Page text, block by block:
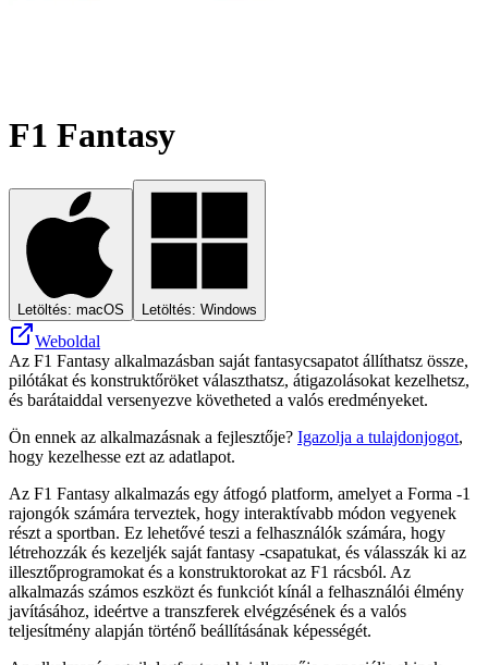
F1 Fantasy
Letöltés: macOS Letöltés: Windows
Weboldal
Az F1 Fantasy alkalmazásban saját fantasycsapatot állíthatsz össze,
pilótákat és konstruktőröket választhatsz, átigazolásokat kezelhetsz,
és barátaiddal versenyezve követheted a valós eredményeket.
Ön ennek az alkalmazásnak a fejlesztője? Igazolja a tulajdonjogot,
hogy kezelhesse ezt az adatlapot.
Az F1 Fantasy alkalmazás egy átfogó platform, amelyet a Forma -1
rajongók számára terveztek, hogy interaktívabb módon vegyenek
részt a sportban. Ez lehetővé teszi a felhasználók számára, hogy
létrehozzák és kezeljék saját fantasy -csapatukat, és válasszák ki az
illesztőprogramokat és a konstruktorokat az F1 rácsból. Az
alkalmazás számos eszközt és funkciót kínál a felhasználói élmény
javításához, ideértve a transzferek elvégzésének és a valós
teljesítmény alapján történő beállításának képességét.